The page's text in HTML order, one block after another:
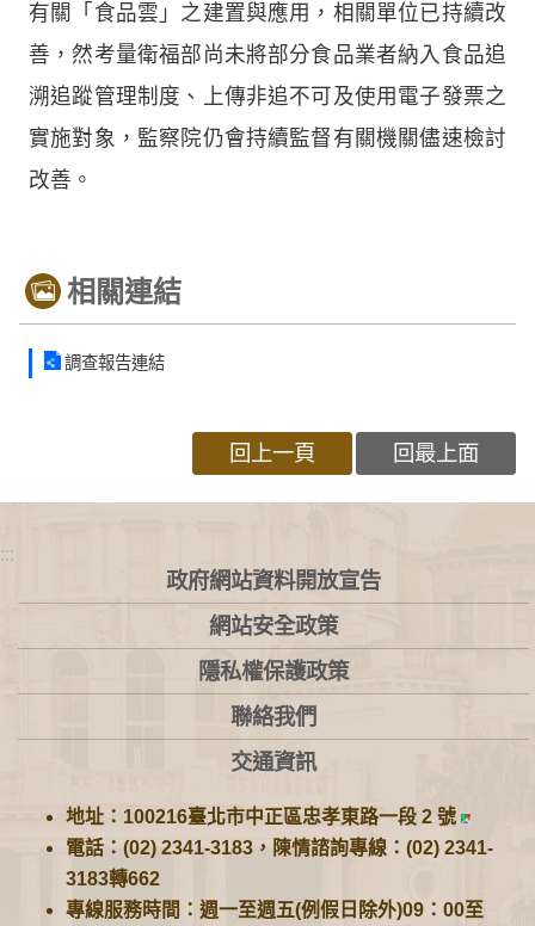
有關「食品雲」之建置與應用，相關單位已持續改
善，然考量衛福部尚未將部分食品業者納入食品追
溯追蹤管理制度、上傳非追不可及使用電子發票之
實施對象，監察院仍會持續監督有關機關儘速檢討
改善。
相關連結
調查報告連結
回上一頁 回最上面
:::
政府網站資料開放宣告
網站安全政策
隱私權保護政策
聯絡我們
交通資訊
地址：100216臺北市中正區忠孝東路一段 2 號
電話：(02) 2341-3183，陳情諮詢專線：(02) 2341-
3183轉662
專線服務時間：週一至週五(例假日除外)09：00至